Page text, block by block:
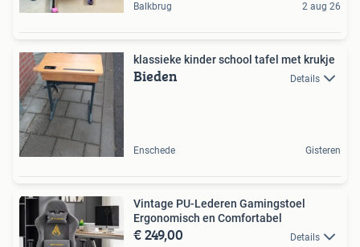
Balkbrug 2 aug 26
klassieke kinder school tafel met krukje
Bieden Details
Enschede Gisteren
Vintage PU-Lederen Gamingstoel
Ergonomisch en Comfortabel
€ 249,00 Details